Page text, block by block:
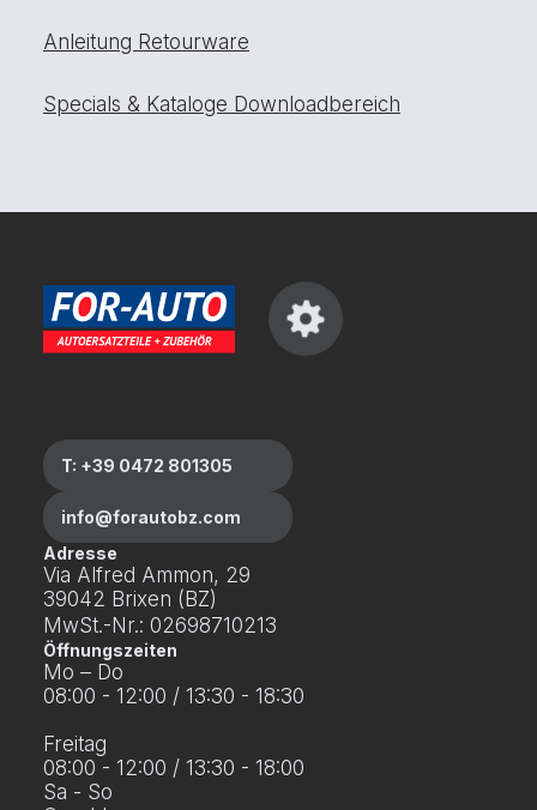
Anleitung Retourware
Specials & Kataloge Downloadbereich
T: +39 0472 801305
info@forautobz.com
Adresse
Via Alfred Ammon, 29
39042 Brixen (BZ)
MwSt.-Nr.: 02698710213
Öffnungszeiten
Mo – Do
08:00 - 12:00 / 13:30 - 18:30
Freitag
08:00 - 12:00 / 13:30 - 18:00
Sa - So